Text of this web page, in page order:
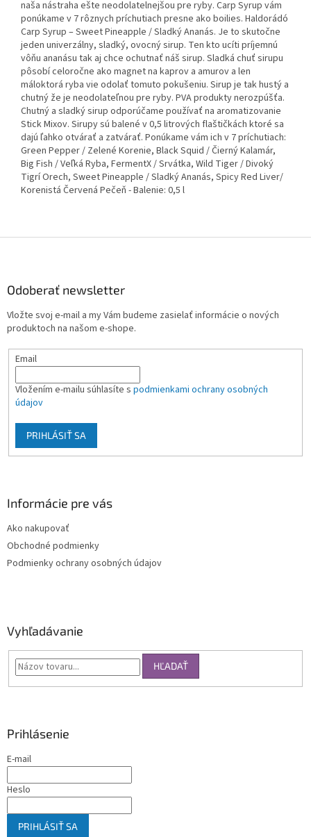
naša nástraha ešte neodolatelnejšou pre ryby. Carp Syrup vám
ponúkame v 7 rôznych príchutiach presne ako boilies. Haldorádó
Carp Syrup – Sweet Pineapple / Sladký Ananás. Je to skutočne
jeden univerzálny, sladký, ovocný sirup. Ten kto ucíti príjemnú
vôňu ananásu tak aj chce ochutnať náš sirup. Sladká chuť sirupu
pôsobí celoročne ako magnet na kaprov a amurov a len
máloktorá ryba vie odolať tomuto pokušeniu. Sirup je tak hustý a
chutný že je neodolateľnou pre ryby. PVA produkty nerozpúšťa.
Chutný a sladký sirup odporúčame používať na aromatizovanie
Stick Mixov. Sirupy sú balené v 0,5 litrových flaštičkách ktoré sa
dajú ľahko otvárať a zatvárať. Ponúkame vám ich v 7 príchutiach:
Green Pepper / Zelené Korenie, Black Squid / Čierný Kalamár,
Big Fish / Veľká Ryba, FermentX / Srvátka, Wild Tiger / Divoký
Tigrí Orech, Sweet Pineapple / Sladký Ananás, Spicy Red Liver/
Korenistá Červená Pečeň - Balenie: 0,5 l
Odoberať newsletter
Vložte svoj e-mail a my Vám budeme zasielať informácie o nových
produktoch na našom e-shope.
Email
Vložením e-mailu súhlasíte s podmienkami ochrany osobných
údajov
PRIHLÁSIŤ SA
Informácie pre vás
Ako nakupovať
Obchodné podmienky
Podmienky ochrany osobných údajov
Vyhľadávanie
HĽADAŤ
Prihlásenie
E-mail
Heslo
PRIHLÁSIŤ SA